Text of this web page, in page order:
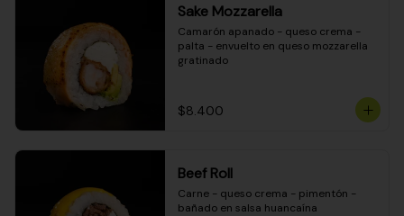
Sake Mozzarella
Camarón apanado - queso crema -
palta - envuelto en queso mozzarella
gratinado
$8.400
Beef Roll
Carne - queso crema - pimentón -
bañado en salsa huancaína